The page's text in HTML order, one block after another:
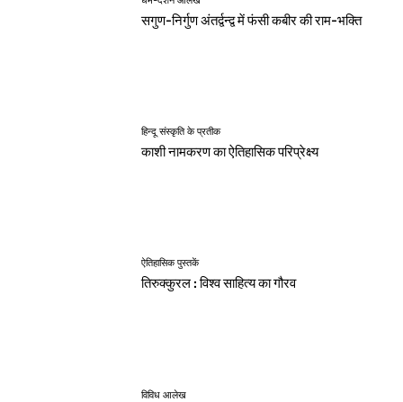
सगुण-निर्गुण अंतर्द्वन्द्व में फंसी कबीर की राम-भक्ति
हिन्दू संस्कृति के प्रतीक
काशी नामकरण का ऐतिहासिक परिप्रेक्ष्य
ऐतिहासिक पुस्तकें
तिरुक्कुरल : विश्व साहित्य का गौरव
विविध आलेख